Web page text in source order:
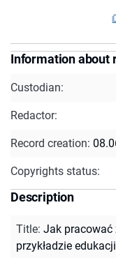
Information about
Custodian:
Redactor:
Record creation:
Copyrights status:
Description
Title: Jak pracować
przykładzie